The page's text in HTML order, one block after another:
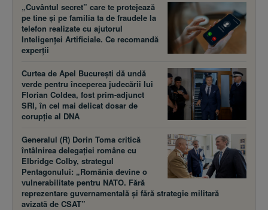
„Cuvântul secret” care te protejează
pe tine și pe familia ta de fraudele la
telefon realizate cu ajutorul
Inteligenței Artificiale. Ce recomandă
experții
Curtea de Apel București dă undă
verde pentru începerea judecării lui
Florian Coldea, fost prim-adjunct
SRI, în cel mai delicat dosar de
corupție al DNA
Generalul (R) Dorin Toma critică
întâlnirea delegației române cu
Elbridge Colby, strategul
Pentagonului: „România devine o
vulnerabilitate pentru NATO. Fără
reprezentare guvernamentală și fără strategie militară
avizată de CSAT”